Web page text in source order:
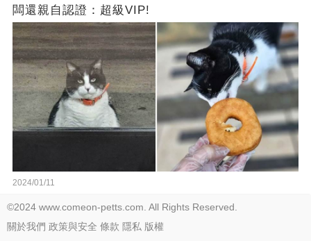
闆還親自認證：超級VIP!
2024/01/11
©2024 www.comeon-petts.com. All Rights Reserved.
關於我們 政策與安全 條款 隱私 版權